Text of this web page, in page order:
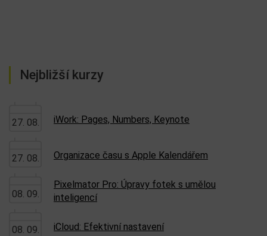
Nejbližší kurzy
27. 08. iWork: Pages, Numbers, Keynote
27. 08. Organizace času s Apple Kalendářem
08. 09.
Pixelmator Pro: Úpravy fotek s umělou
inteligencí
08. 09. iCloud: Efektivní nastavení